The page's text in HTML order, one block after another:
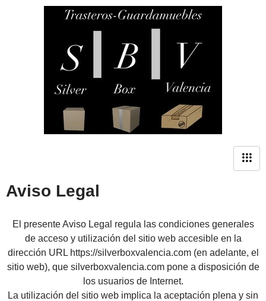
Aviso Legal
El presente Aviso Legal regula las condiciones generales
de acceso y utilización del sitio web accesible en la
dirección URL https://silverboxvalencia.com (en adelante, el
sitio web), que silverboxvalencia.com pone a disposición de
los usuarios de Internet.
La utilización del sitio web implica la aceptación plena y sin